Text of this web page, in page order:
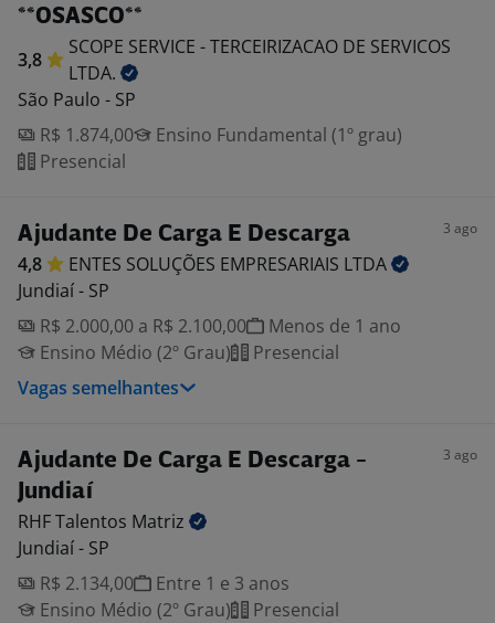
**OSASCO**
3,8
SCOPE SERVICE - TERCEIRIZACAO DE SERVICOS
LTDA.
São Paulo - SP
R$ 1.874,00
Ensino Fundamental (1º grau)
Presencial
Ajudante De Carga E Descarga 3 ago
4,8 ENTES SOLUÇÕES EMPRESARIAIS LTDA
Jundiaí - SP
R$ 2.000,00 a R$ 2.100,00
Menos de 1 ano
Ensino Médio (2º Grau)
Presencial
Vagas semelhantes
Ajudante De Carga E Descarga -
Jundiaí
3 ago
RHF Talentos Matriz
Jundiaí - SP
R$ 2.134,00
Entre 1 e 3 anos
Ensino Médio (2º Grau)
Presencial